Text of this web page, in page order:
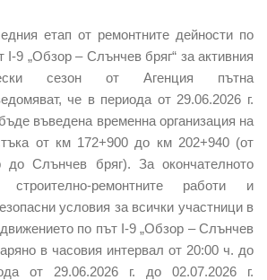
етап от ремонтните дейности по
I-9 „Обзор – Слънчев бряг“ за активния
сезон от Агенция пътна
че в периода от 29.06.2026 г.
въведена временна организация на
от км 172+900 до км 202+940 (от
Слънчев бряг). За окончателното
ремонтните работи и
условия за всички участници в
по път I-9 „Обзор – Слънчев
в часовия интервал от 20:00 ч. до
от 29.06.2026 г. до 02.07.2026 г.